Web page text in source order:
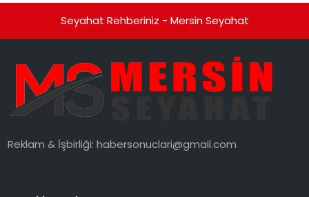
Seyahat Rehberiniz - Mersin Seyahat
Reklam & İşbirliği:habersonuclari@gmail.com